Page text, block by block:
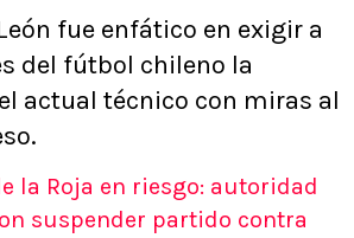
fue enfático en exigir a
del fútbol chileno la
actual técnico con miras al
la Roja en riesgo: autoridad
suspender partido contra